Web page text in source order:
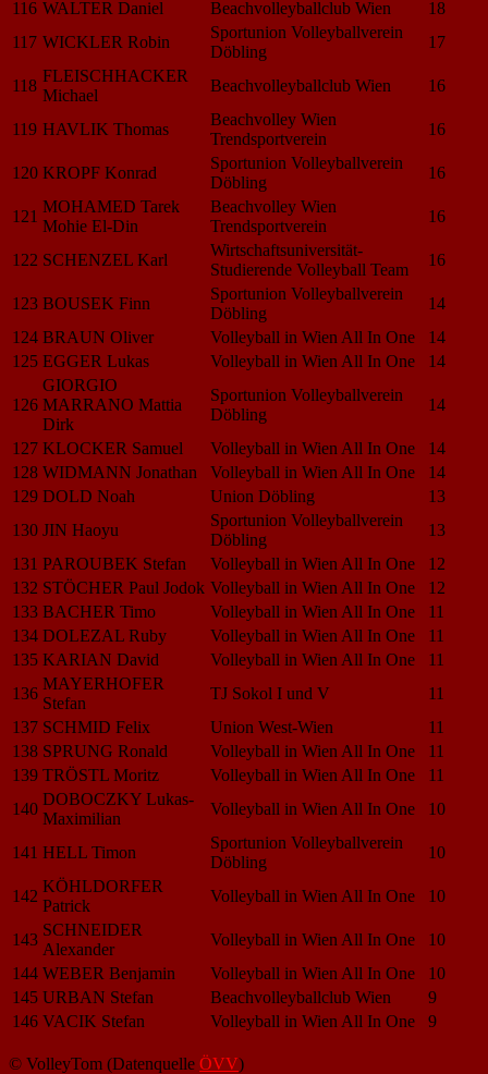
116 WALTER Daniel Beachvolleyballclub Wien
18
117 WICKLER Robin
Sportunion Volleyballverein
Döbling
17
118
FLEISCHHACKER
Michael
Beachvolleyballclub Wien 16
119 HAVLIK Thomas
Beachvolley Wien
Trendsportverein
16
120 KROPF Konrad
Sportunion Volleyballverein
Döbling
16
121
MOHAMED Tarek
Mohie El-Din
Beachvolley Wien
Trendsportverein
16
122 SCHENZEL Karl
Wirtschaftsuniversität-
Studierende Volleyball Team
16
123 BOUSEK Finn
Sportunion Volleyballverein
Döbling
14
124 BRAUN Oliver Volleyball in Wien All In One
14
125 EGGER Lukas Volleyball in Wien All In One 14
126
GIORGIO
MARRANO Mattia
Dirk
Sportunion Volleyballverein
Döbling
14
127 KLOCKER Samuel Volleyball in Wien All In One
14
128 WIDMANN Jonathan Volleyball in Wien All In One
14
129 DOLD Noah Union Döbling
13
130 JIN Haoyu
Sportunion Volleyballverein
Döbling
13
131 PAROUBEK Stefan Volleyball in Wien All In One
12
132 STÖCHER Paul Jodok Volleyball in Wien All In One
12
133 BACHER Timo Volleyball in Wien All In One
11
134 DOLEZAL Ruby Volleyball in Wien All In One
11
135 KARIAN David Volleyball in Wien All In One
11
136
MAYERHOFER
Stefan
TJ Sokol I und V
11
137 SCHMID Felix Union West-Wien
11
138 SPRUNG Ronald Volleyball in Wien All In One
11
139 TRÖSTL Moritz Volleyball in Wien All In One
11
140
DOBOCZKY Lukas-
Maximilian
Volleyball in Wien All In One 10
141 HELL Timon
Sportunion Volleyballverein
Döbling
10
142
KÖHLDORFER
Patrick
Volleyball in Wien All In One 10
143
SCHNEIDER
Alexander
Volleyball in Wien All In One
10
144 WEBER Benjamin Volleyball in Wien All In One
10
145 URBAN Stefan Beachvolleyballclub Wien
9
146 VACIK Stefan Volleyball in Wien All In One 9
© VolleyTom (Datenquelle ÖVV)